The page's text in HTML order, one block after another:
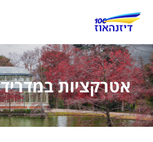
אטרקציות במדריד